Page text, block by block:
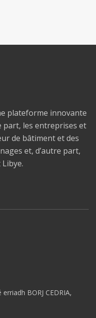
plateforme innovante
part, les entreprises et
de bâtiment et des
et, d’autre part,
BORJ CEDRIA,